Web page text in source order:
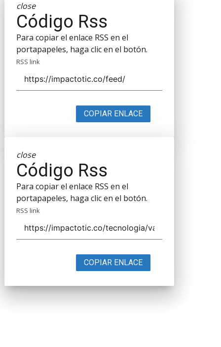
close
Código Rss
Para copiar el enlace RSS en el
portapapeles, haga clic en el botón.
RSS link
COPIAR ENLACE
close
Código Rss
Para copiar el enlace RSS en el
portapapeles, haga clic en el botón.
RSS link
COPIAR ENLACE